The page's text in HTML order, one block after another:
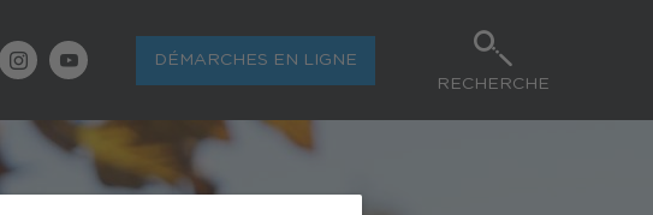
DÉMARCHES EN LIGNE
RECHERCHE